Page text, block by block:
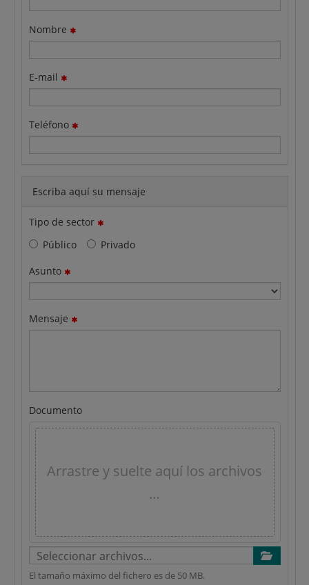
Nombre
E-mail
Teléfono
Escriba aquí su mensaje
Tipo de sector
Público
Privado
Asunto
Mensaje
Documento
Arrastre y suelte aquí los archivos
…
El tamaño máximo del fichero es de 50 MB.